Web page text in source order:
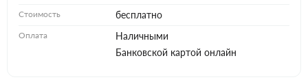
Стоимость бесплатно
Оплата
Наличными
Банковской картой онлайн